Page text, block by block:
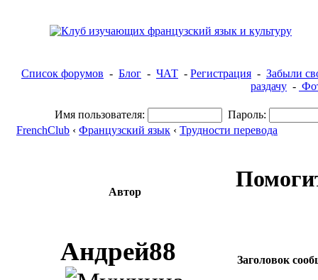
Список форумов - Блог - ЧАТ - Регистрация - Забыли
раздачу -
Имя пользователя:
Пароль:
FrenchClub ‹ Французский язык ‹ Трудности перевода
Автор
Андрей88 Заголовок